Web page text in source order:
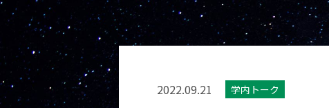
2022.09.21 学内トーク